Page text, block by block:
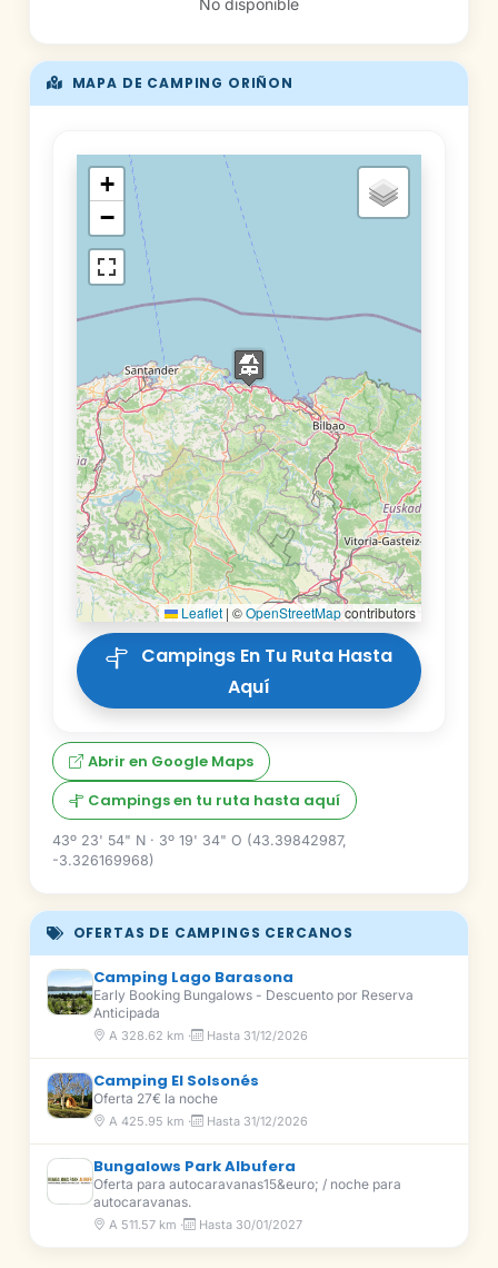
MAPA DE CAMPING ORIÑON
+
−
Leaflet | ©OpenStreetMapcontributors
Aquí
Abrir en Google Maps
Campings en tu ruta hasta aquí
43º 23' 54" N · 3º 19' 34" O (43.39842987,
-3.326169968)
OFERTAS DE CAMPINGS CERCANOS
Camping Lago Barasona
Early Booking Bungalows - Descuento por Reserva
Anticipada
A 328.62 km · Hasta 31/12/2026
Camping El Solsonés
Oferta 27€ la noche
A 425.95 km · Hasta 31/12/2026
Bungalows Park Albufera
Oferta para autocaravanas15&euro; / noche para
autocaravanas.
A 511.57 km · Hasta 30/01/2027
No disponible